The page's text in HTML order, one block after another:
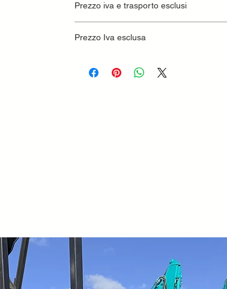
Prezzo iva e trasporto esclusi
Prezzo Iva esclusa